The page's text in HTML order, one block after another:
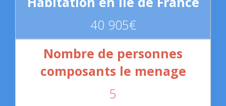
40 905€
5